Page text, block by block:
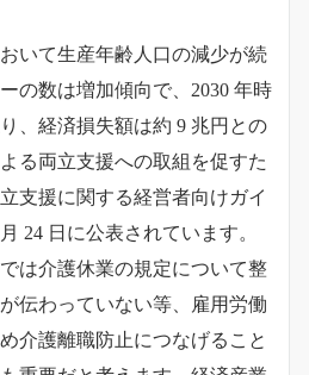
いて生産年齢人口の減少が続
の数は増加傾向で、2030 年時
、経済損失額は約 9 兆円との
る両立支援への取組を促すた
支援に関する経営者向けガイ
24 日に公表されています。
は介護休業の規定について整
伝わっていない等、雇用労働
介護離職防止につなげること